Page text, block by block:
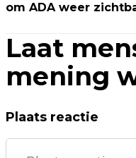
om ADA weer
Laat
mening
Plaats reactie